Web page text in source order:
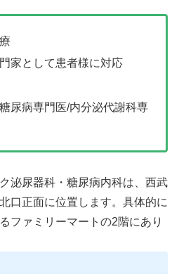
家として患者様に対応
尿病専門医/内分泌代謝科専
泌尿器科・糖尿病内科は、西武
口正面に位置します。具体的に
ファミリーマートの2階にあり